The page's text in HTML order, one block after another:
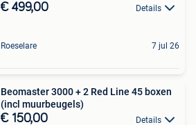
€ 499,00 Details
Roeselare 7 jul 26
Beomaster 3000 + 2 Red Line 45 boxen
(incl muurbeugels)
€ 150,00 Details